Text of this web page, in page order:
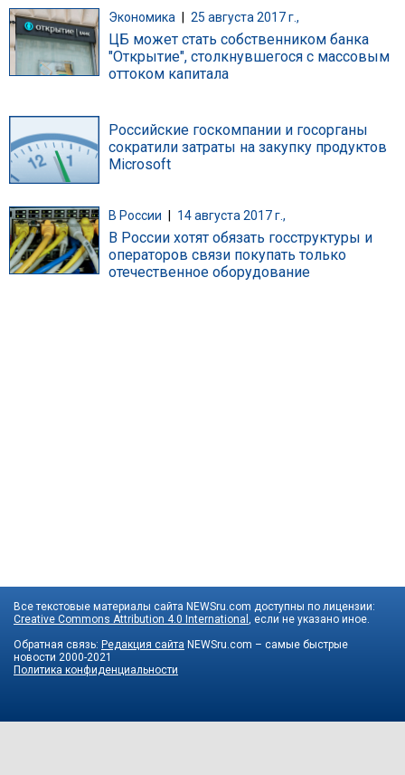
Экономика 25 августа 2017 г.,
ЦБ может стать собственником банка
"Открытие", столкнувшегося с массовым
оттоком капитала
Российские госкомпании и госорганы
сократили затраты на закупку продуктов
Microsoft
В России 14 августа 2017 г.,
В России хотят обязать госструктуры и
операторов связи покупать только
отечественное оборудование
Все текстовые материалы сайта NEWSru.com доступны по лицензии:
Creative Commons Attribution 4.0 International
, если не указано иное.
Обратная связь: Редакция сайта NEWSru.com – самые быстрые
новости 2000-2021
Политика конфиденциальности